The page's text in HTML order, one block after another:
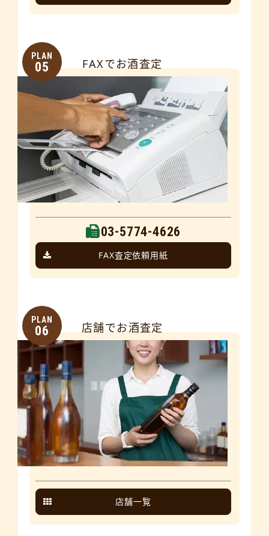
PLAN
05 FAXでお酒査定
03-5774-4626
FAX査定依頼用紙
PLAN
06 店舗でお酒査定
店舗一覧